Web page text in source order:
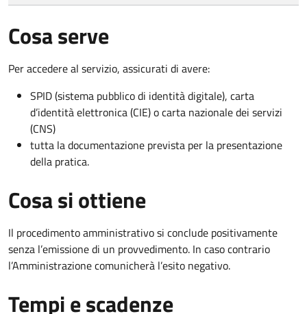
Cosa serve
Per accedere al servizio, assicurati di avere:
SPID (sistema pubblico di identità digitale), carta
d’identità elettronica (CIE) o carta nazionale dei servizi
(CNS)
tutta la documentazione prevista per la presentazione
della pratica.
Cosa si ottiene
Il procedimento amministrativo si conclude positivamente
senza l’emissione di un provvedimento. In caso contrario
l’Amministrazione comunicherà l’esito negativo.
Tempi e scadenze